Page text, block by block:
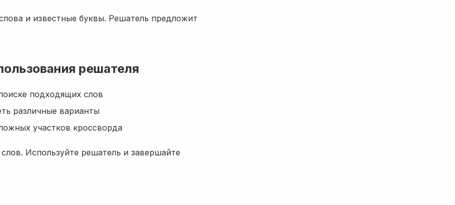
и известные буквы. Решатель предложит
решателя
подходящих слов
различные варианты
участков кроссворда
Используйте решатель и завершайте